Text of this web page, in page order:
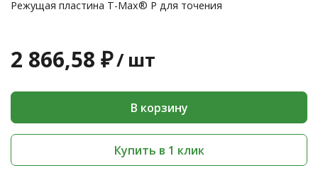
Режущая пластина T-Max® P для точения
2 866,58 ₽/ шт
В корзину
Купить в 1 клик